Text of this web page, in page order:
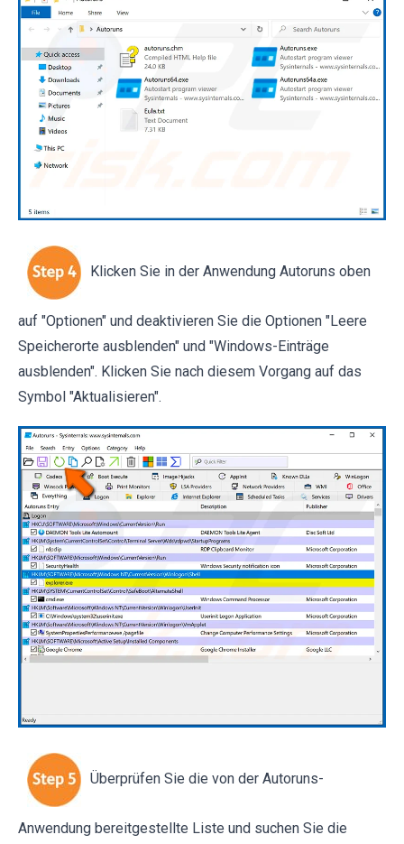
Klicken Sie in der Anwendung Autoruns oben
auf "Optionen" und deaktivieren Sie die Optionen "Leere
Speicherorte ausblenden" und "Windows-Einträge
ausblenden". Klicken Sie nach diesem Vorgang auf das
Symbol "Aktualisieren".
Überprüfen Sie die von der Autoruns-
Anwendung bereitgestellte Liste und suchen Sie die